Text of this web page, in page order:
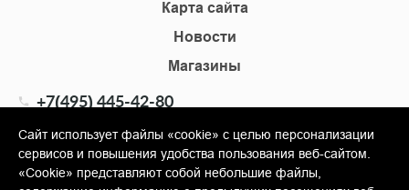
Карта сайта
Новости
Магазины
+7(495) 445-42-80
info@shopkm.ru
Сайт использует файлы «cookie» с целью персонализации
сервисов и повышения удобства пользования веб-сайтом.
«Cookie» представляют собой небольшие файлы,